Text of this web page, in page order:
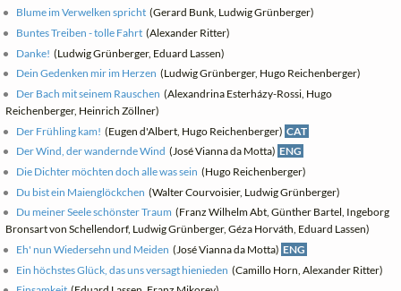
Blume im Verwelken spricht (Gerard Bunk, Ludwig Grünberger)
Buntes Treiben - tolle Fahrt (Alexander Ritter)
Danke! (Ludwig Grünberger, Eduard Lassen)
Dein Gedenken mir im Herzen (Ludwig Grünberger, Hugo Reichenberger)
Der Bach mit seinem Rauschen (Alexandrina Esterházy-Rossi, Hugo
Reichenberger, Heinrich Zöllner)
Der Frühling kam! (Eugen d'Albert, Hugo Reichenberger) CAT
Der Wind, der wandernde Wind (José Vianna da Motta) ENG
Die Dichter möchten doch alle was sein (Hugo Reichenberger)
Du bist ein Maienglöckchen (Walter Courvoisier, Ludwig Grünberger)
Du meiner Seele schönster Traum (Franz Wilhelm Abt, Günther Bartel, Ingeborg
Bronsart von Schellendorf, Ludwig Grünberger, Géza Horváth, Eduard Lassen)
Eh' nun Wiedersehn und Meiden (José Vianna da Motta) ENG
Ein höchstes Glück, das uns versagt hienieden (Camillo Horn, Alexander Ritter)